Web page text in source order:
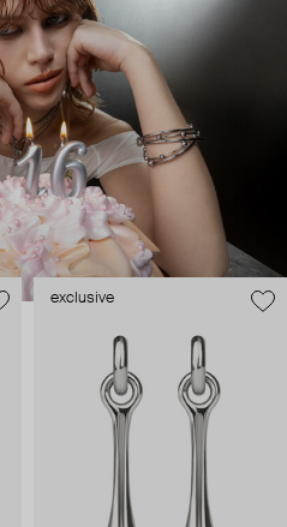
с пирсингом, шипованные
OMUT носят стилисты,
лидеры мнений: Алексей
и многие другие.
бренд выпустил коллекцию
своих коней),
лошадей: не через
exclusive